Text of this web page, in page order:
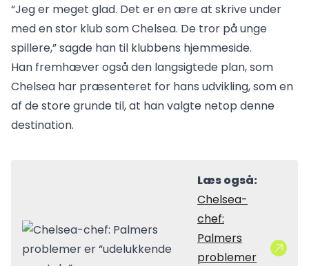
“Jeg er meget glad. Det er en ære at skrive under
med en stor klub som Chelsea. De tror på unge
spillere,” sagde han til klubbens hjemmeside.
Han fremhæver også den langsigtede plan, som
Chelsea har præsenteret for hans udvikling, som en
af de store grunde til, at han valgte netop denne
destination.
Læs også:
Chelsea-
chef:
Palmers
problemer